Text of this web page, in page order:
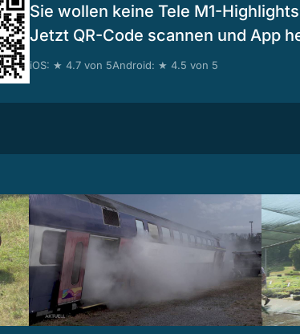
Sie wollen keine Tele M1-
Jetzt QR-Code scannen und App
iOS: ★ 4.7 von 5Android: ★ 4.5 von 5